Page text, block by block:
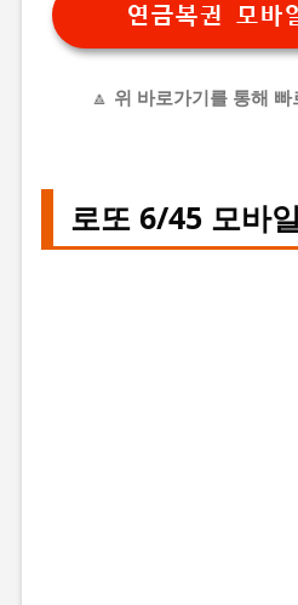
연금복권 모바
🔼 위 바로가기를 통해
로또 6/45 모바